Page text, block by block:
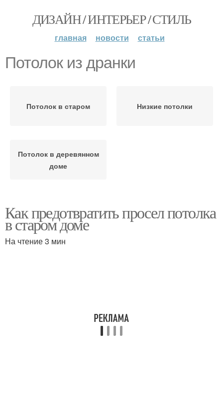
ДИЗАЙН / ИНТЕРЬЕР / СТИЛЬ
главная новости статьи
Потолок из дранки
Потолок в старом Низкие потолки
Потолок в деревянном
доме
Как предотвратить просел потолка
в старом доме
На чтение 3 мин